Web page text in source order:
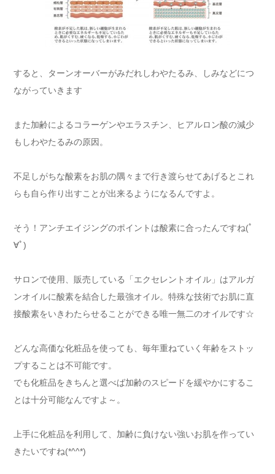
すると、ターンオーバーがみだれしわやたるみ、しみなどにつ
ながっていきます
また加齢によるコラーゲンやエラスチン、ヒアルロン酸の減少
もしわやたるみの原因。
不足しがちな酸素をお肌の隅々まで行き渡らせてあげるとこれ
らも自ら作り出すことが出来るようになるんですよ。
そう！アンチエイジングのポイントは酸素に合ったんですね(ﾟ
∀ﾟ)
サロンで使用、販売している「エクセレントオイル」はアルガ
ンオイルに酸素を結合した最強オイル。特殊な技術でお肌に直
接酸素をいきわたらせることができる唯一無二のオイルです☆
どんな高価な化粧品を使っても、毎年重ねていく年齢をストッ
プすることは不可能です。
でも化粧品をきちんと選べば加齢のスピードを緩やかにするこ
とは十分可能なんですよ～。
上手に化粧品を利用して、加齢に負けない強いお肌を作ってい
きたいですね(*^^*)